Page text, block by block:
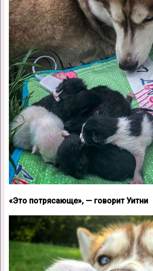
«Это потрясающе», — говорит Уитни